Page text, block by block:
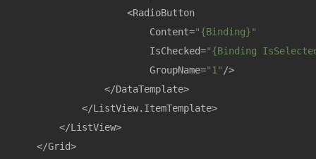
                    <RadioButton
                        Content=
"{Binding}"
                        IsChecked=
"{Binding
                        GroupName=
"1" />
                </DataTemplate>
            </ListView.ItemTemplate>
        </ListView>
    </Grid>